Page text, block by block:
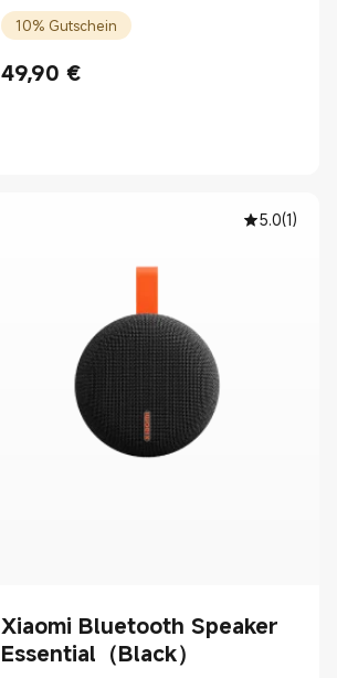
10% Gutschein
49,90 €
Current Price €49.90
5.0(1)
Xiaomi Bluetooth Speaker
Essential（Black）